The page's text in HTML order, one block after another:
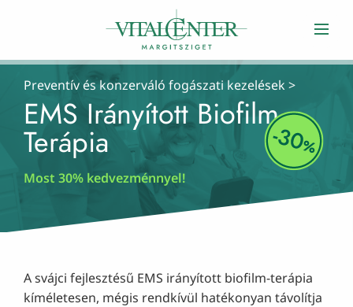
Preventív és konzerváló fogászati kezelések >
EMS Irányított Biofilm
Terápia
Most 30% kedvezménnyel!
A svájci fejlesztésű EMS irányított biofilm-terápia
kíméletesen, mégis rendkívül hatékonyan távolítja